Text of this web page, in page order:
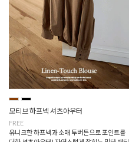
모티브 하프넥 셔츠아우터
FREE
유니크한 하프넥과 소매 투버튼으로 포인트를